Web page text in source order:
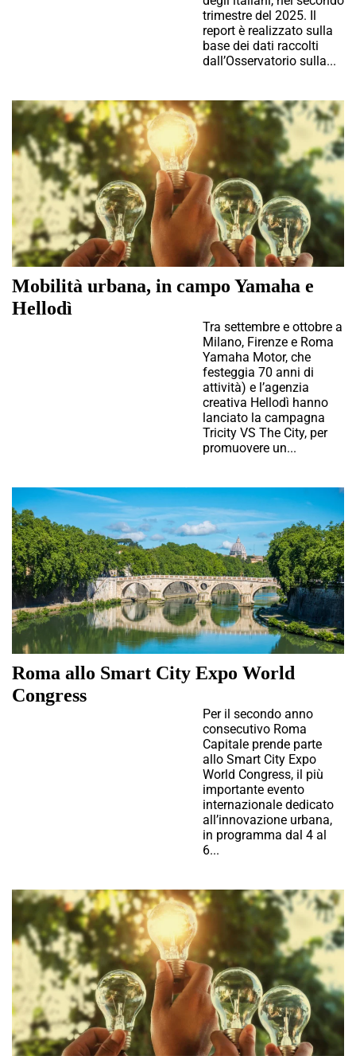
trimestre del 2025. Il
report è realizzato sulla
base dei dati raccolti
dall’Osservatorio sulla...
Mobilità urbana, in campo Yamaha e
Hellodì
Tra settembre e ottobre a
Milano, Firenze e Roma
Yamaha Motor, che
festeggia 70 anni di
attività) e l’agenzia
creativa Hellodì hanno
lanciato la campagna
Tricity VS The City, per
promuovere un...
Roma allo Smart City Expo World
Congress
Per il secondo anno
consecutivo Roma
Capitale prende parte
allo Smart City Expo
World Congress, il più
importante evento
internazionale dedicato
all’innovazione urbana,
in programma dal 4 al
6...